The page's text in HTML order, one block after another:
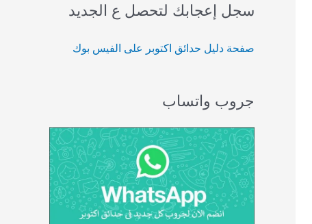
سجل إعجابك لتحصل ع الجديد
صفحة دليل حدائق اكتوبر على الفيس بوك
جروب واتساب